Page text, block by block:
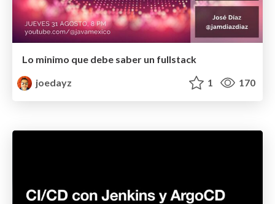
Lo minimo que debe saber un fullstack
joedayz
1 170